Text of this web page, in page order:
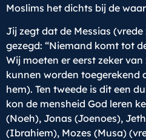
Moslims het dichts bij de
Jij zegt dat de Messias
gezegd: “Niemand komt tot
Wij moeten er eerst zeker
kunnen worden toegerekend
hem). Ten tweede is dit een
kon de mensheid God leren
(Noeh), Jonas (Joenoes),
(Ibrahiem), Mozes (Musa)